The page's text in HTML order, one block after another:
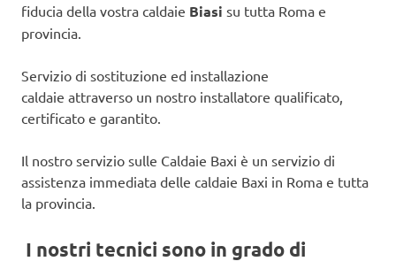
fiducia della vostra caldaie Biasi su tutta Roma e
provincia.
Servizio di sostituzione ed installazione
caldaie attraverso un nostro installatore qualificato,
certificato e garantito.
Il nostro servizio sulle Caldaie Baxi è un servizio di
assistenza immediata delle caldaie Baxi in Roma e tutta
la provincia.
I nostri tecnici sono in grado di